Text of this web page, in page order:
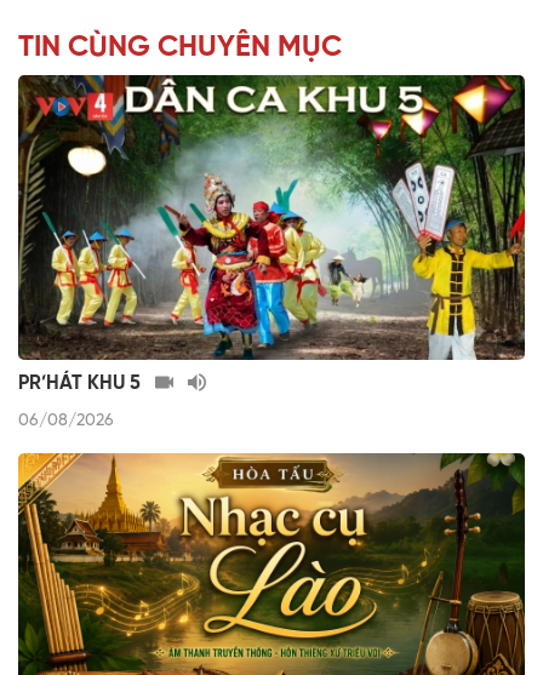
TIN CÙNG CHUYÊN MỤC
PR’HÁT KHU 5
06/08/2026